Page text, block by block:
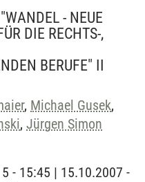
- NEUE
DIE RECHTS-,
BERUFE" II
, Michael Gusek,
, Jürgen Simon
- 15:45 | 15.10.2007 -